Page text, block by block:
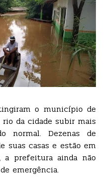
o município de
da cidade subir mais
normal. Dezenas de
suas casas e estão em
a prefeitura ainda não
emergência.